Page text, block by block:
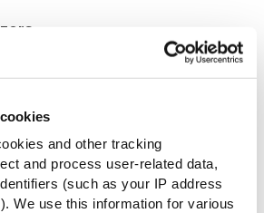
and other tracking
and process user-related data,
(such as your IP address
We use this information for various
McCain
Good to Go
Snacken
Borrelplanken
SPECIFICATIE FICHE